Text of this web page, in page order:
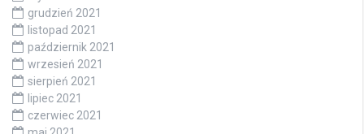
grudzień 2021
listopad 2021
październik 2021
wrzesień 2021
sierpień 2021
lipiec 2021
czerwiec 2021